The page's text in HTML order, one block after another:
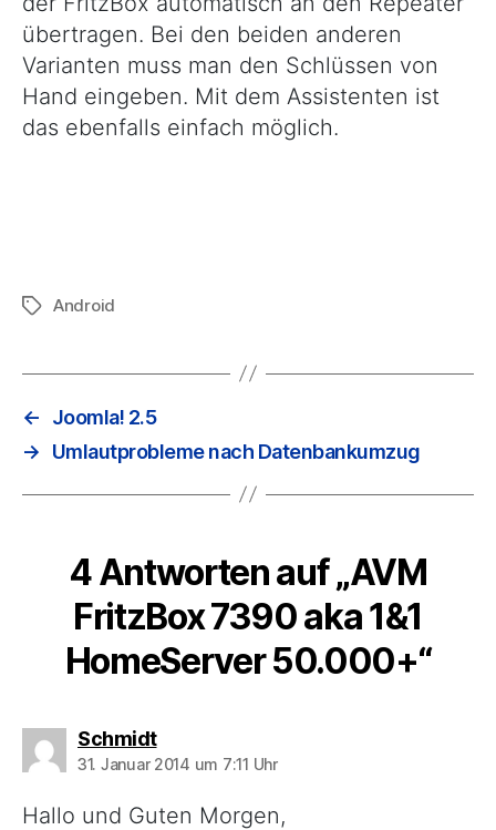
übertragen. Bei den beiden anderen
Varianten muss man den Schlüssen von
Hand eingeben. Mit dem Assistenten ist
das ebenfalls einfach möglich.
Schlagwörter
Android
←
Joomla! 2.5
→
Umlautprobleme nach Datenbankumzug
4 Antworten auf „AVM
FritzBox 7390 aka 1&1
HomeServer 50.000+“
Schmidtsagt:
31. Januar 2014 um 7:11 Uhr
Hallo und Guten Morgen,